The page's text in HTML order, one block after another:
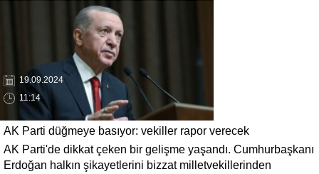
19.09.2024
11:14
AK Parti düğmeye basıyor: vekiller rapor verecek
AK Parti'de dikkat çeken bir gelişme yaşandı. Cumhurbaşkanı
Erdoğan halkın şikayetlerini bizzat milletvekillerinden